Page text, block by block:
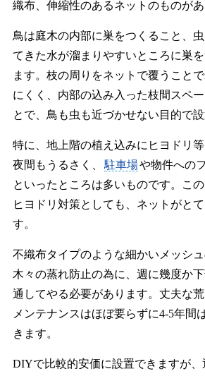
織布、伸縮性のあるネットのものがあ
鳥は庭木の内部に巣をつくること、
てきた水が溜まりやすいところに巣
ます。枝の周りをネットで覆うこと
にくく、内部の込み入った枝間スペ
とで、鳥も虫も近づかせない目的で設
特に、地上階の植え込みにヒヨドリ等
夜間もうるさく、
駐車場や物件への
といったところは多いものです。こ
ヒヨドリ対策としても、ネットがと
す。
不織布タイプのような細かいメッシ
木々の蒸れ防止の為に、週に幾度か
通してやる必要があります。丈夫な荒
メンテナンスはほぼ要らずに4-5年間
きます。
DIYで比較的安価に設置できますが